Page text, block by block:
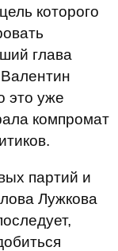
которого
глава
это уже
компромат
партий и
Лужкова